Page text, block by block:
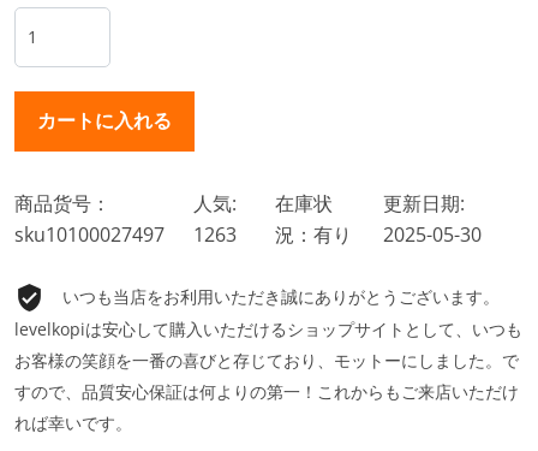
商品货号：
sku10100027497
人気:
1263
在庫状
況：有り
更新日期:
2025-05-30
いつも当店をお利用いただき誠にありがとうございます。
levelkopiは安心して購入いただけるショップサイトとして、いつも
お客様の笑顔を一番の喜びと存じており、モットーにしました。で
すので、品質安心保証は何よりの第一！これからもご来店いただけ
れば幸いです。